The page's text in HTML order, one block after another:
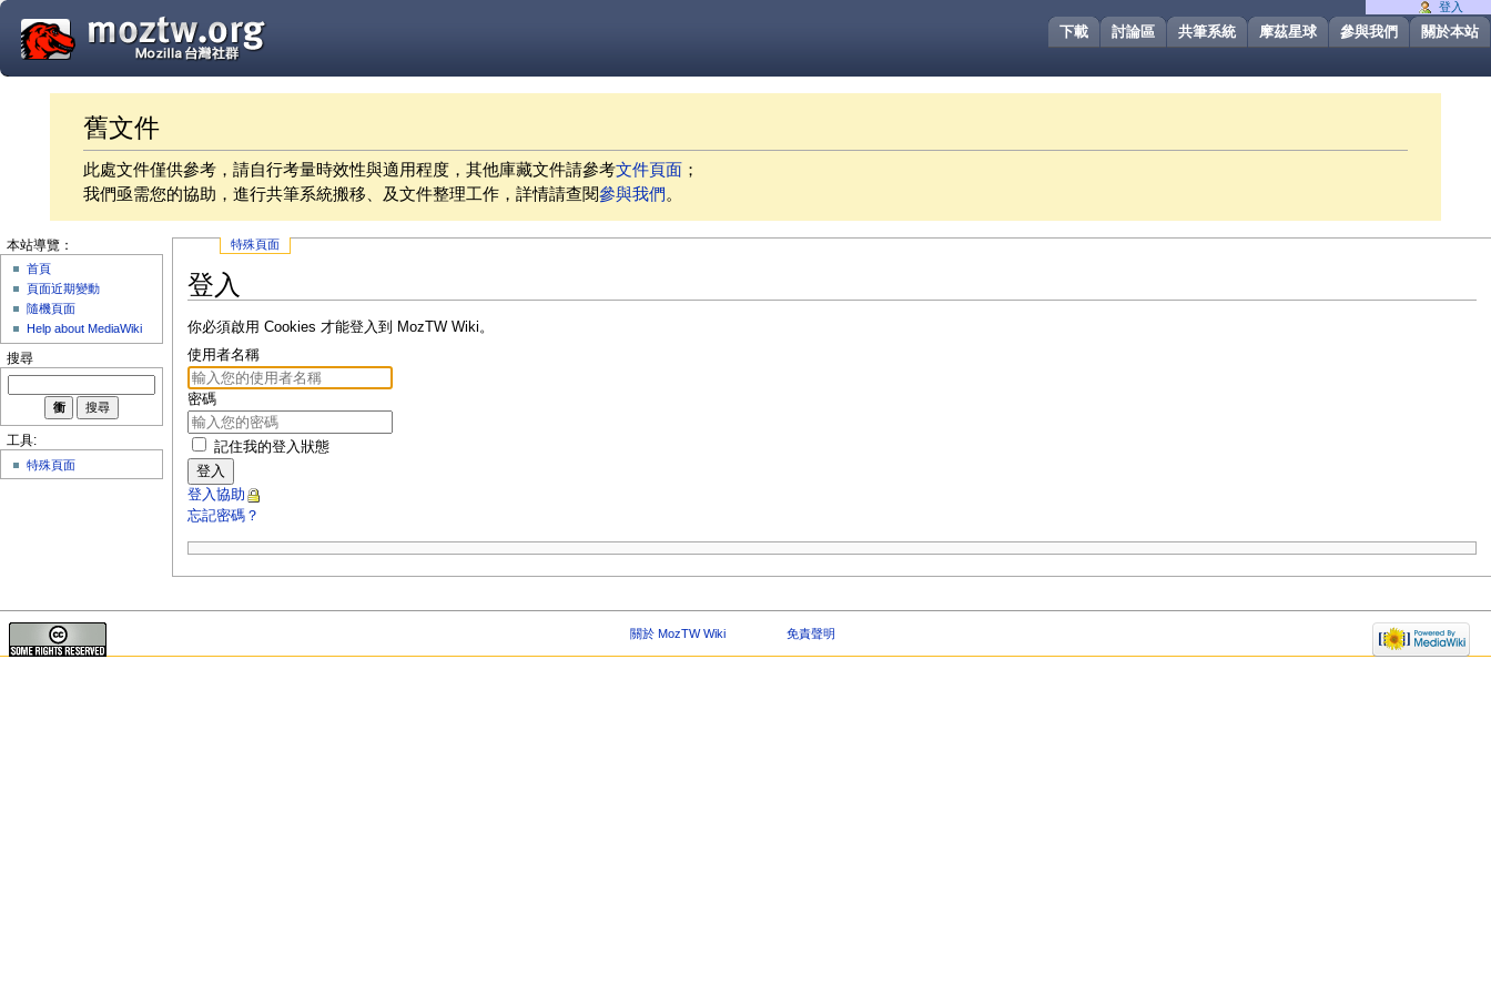
關於本站
參與我們
摩茲星球
共筆系統
討論區
下載
舊文件
此處文件僅供參考，請自行考量時效性與適用程度，其他庫藏文件請參考文件頁面 ；
我們亟需您的協助，進行共筆系統搬移、及文件整理工作，詳情請查閱參與我們。
特殊頁面
登入
你必須啟用 Cookies 才能登入到 MozTW Wiki。
使用者名稱
密碼
記住我的登入狀態
登入
登入協助
忘記密碼？
登入
本站導覽：
首頁
頁面近期變動
隨機頁面
Help about MediaWiki
搜尋
工具:
特殊頁面
關於 MozTW Wiki 免責聲明